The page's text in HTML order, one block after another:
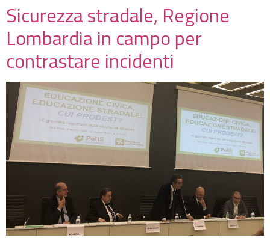
Sicurezza stradale, Regione
Lombardia in campo per
contrastare incidenti